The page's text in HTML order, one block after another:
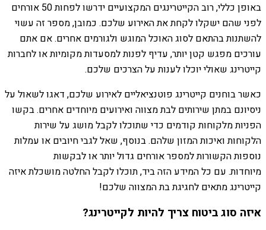
באופן כללי, רוב הקייטרינגים המקצועיים ידרשו לפחות 50 אורחים
לפני שהם ישקלו לקחת את האירוע שלכם. כמובן, מספר זה עשוי
להשתנות בהתאם לסוג האוכל המוגש ולגורמים אחרים. אם אתם
עורכים מפגש קטן יותר, עדיף לפנות למסעדות מקומיות או לחברות
קייטרינג שאולי יוכלו לענות על הצרכים שלכם.
כאשר בוחנים קייטרינג פוטנציאליים לאירוע שלכם, דאגו לשאול על
ניסיונם במתן שירותים לבת מצווה ואירועים מיוחדים אחרים. בקשו
הפניות מלקוחות קודמים כדי שתוכלו לקבל מושג על שירות
הלקוחות ואיכות המזון שלהם. בנוסף, שאל לגבי חיובים או עמלות
נוספות הקשורות למספר אורחים גדול יותר או לבקשות
מיוחדות. עם כל המידע הזה ביד, תוכלו לקבל החלטה מושכלת איזה
קייטרינג מתאים לחגיגת בת המצווה שלכם!
איזה סוג ביטוח צריך להיות לקייטרינג?